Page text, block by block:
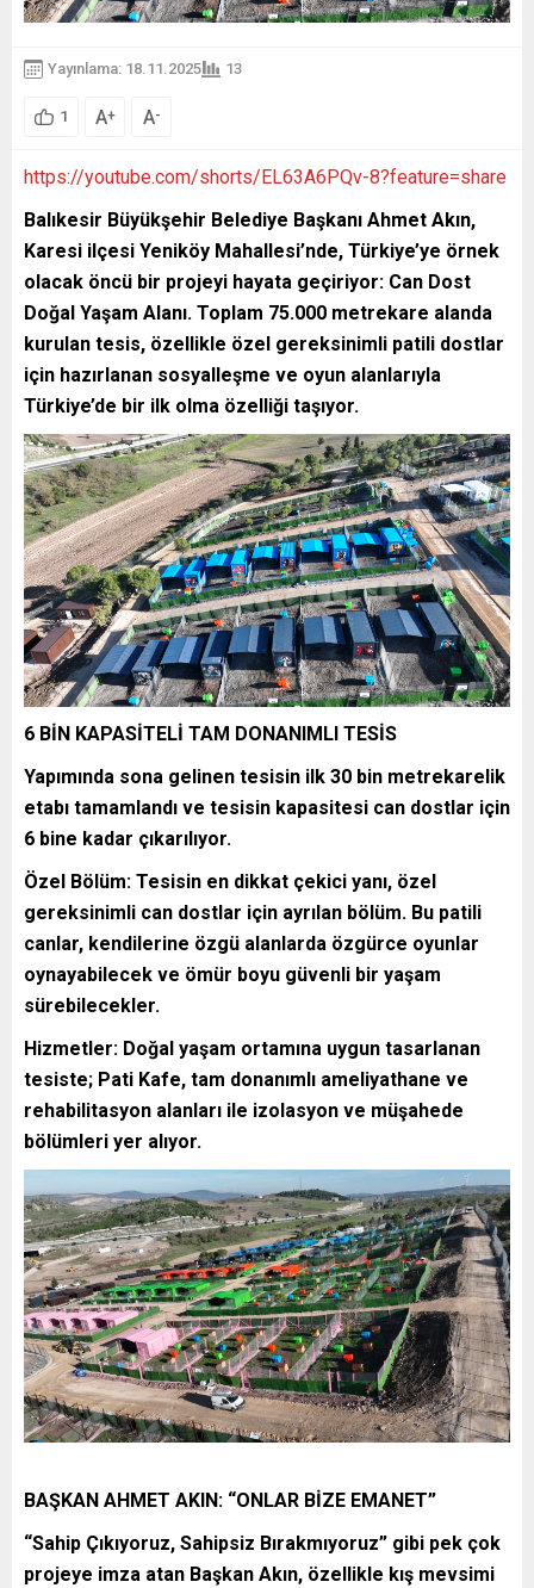
Yayınlama: 18.11.2025 13
1 A+ A-
https://youtube.com/shorts/EL63A6PQv-8?feature=share
Balıkesir Büyükşehir Belediye Başkanı Ahmet Akın,
Karesi ilçesi Yeniköy Mahallesi’nde, Türkiye’ye örnek
olacak öncü bir projeyi hayata geçiriyor: Can Dost
Doğal Yaşam Alanı. Toplam 75.000 metrekare alanda
kurulan tesis, özellikle özel gereksinimli patili dostlar
için hazırlanan sosyalleşme ve oyun alanlarıyla
Türkiye’de bir ilk olma özelliği taşıyor.
6 BİN KAPASİTELİ TAM DONANIMLI TESİS
Yapımında sona gelinen tesisin ilk 30 bin metrekarelik
etabı tamamlandı ve tesisin kapasitesi can dostlar için
6 bine kadar çıkarılıyor.
Özel Bölüm: Tesisin en dikkat çekici yanı, özel
gereksinimli can dostlar için ayrılan bölüm. Bu patili
canlar, kendilerine özgü alanlarda özgürce oyunlar
oynayabilecek ve ömür boyu güvenli bir yaşam
sürebilecekler.
Hizmetler: Doğal yaşam ortamına uygun tasarlanan
tesiste; Pati Kafe, tam donanımlı ameliyathane ve
rehabilitasyon alanları ile izolasyon ve müşahede
bölümleri yer alıyor.
BAŞKAN AHMET AKIN: “ONLAR BİZE EMANET”
“Sahip Çıkıyoruz, Sahipsiz Bırakmıyoruz” gibi pek çok
projeye imza atan Başkan Akın, özellikle kış mevsimi